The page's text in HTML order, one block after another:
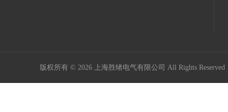
版权所有 © 2026 上海胜绪电气有限公司 All Rights